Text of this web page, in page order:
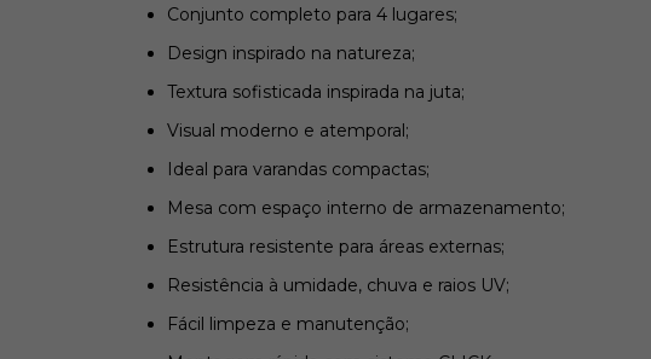
Conjunto completo para 4 lugares;
Design inspirado na natureza;
Textura sofisticada inspirada na juta;
Visual moderno e atemporal;
Ideal para varandas compactas;
Mesa com espaço interno de armazenamento;
Estrutura resistente para áreas externas;
Resistência à umidade, chuva e raios UV;
Fácil limpeza e manutenção;